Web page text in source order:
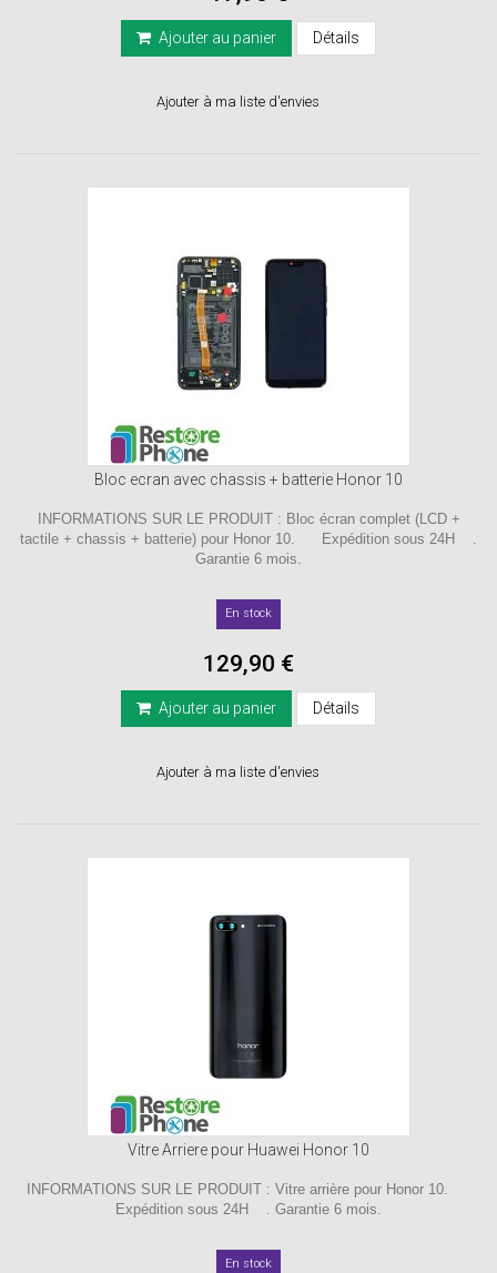
Ajouter au panier Détails
Ajouter à ma liste d'envies
Bloc ecran avec chassis + batterie Honor 10
INFORMATIONS SUR LE PRODUIT : Bloc écran complet (LCD +
tactile + chassis + batterie) pour Honor 10. Expédition sous 24H .
Garantie 6 mois.
En stock
129,90 €
Ajouter au panier Détails
Ajouter à ma liste d'envies
Vitre Arriere pour Huawei Honor 10
INFORMATIONS SUR LE PRODUIT : Vitre arrière pour Honor 10.
Expédition sous 24H . Garantie 6 mois.
En stock